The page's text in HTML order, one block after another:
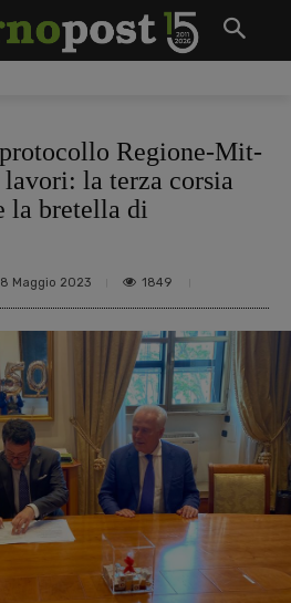
Regione-Mit-
la terza corsia
la bretella di
Maggio 2023 1849